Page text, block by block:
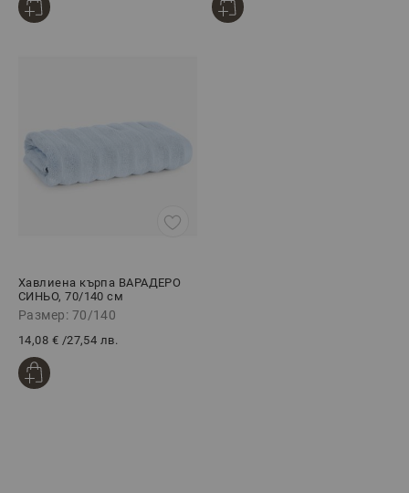
Хавлиена кърпа ВАРАДЕРО
СИНЬО, 70/140 см
Размер: 70/140
14,08 € /27,54 лв.